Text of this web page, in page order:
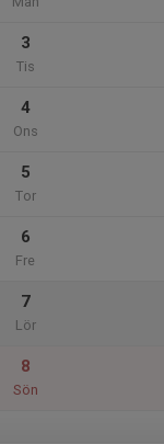
3
Tis
4
Ons
5
Tor
6
Fre
7
Lör
8
Sön